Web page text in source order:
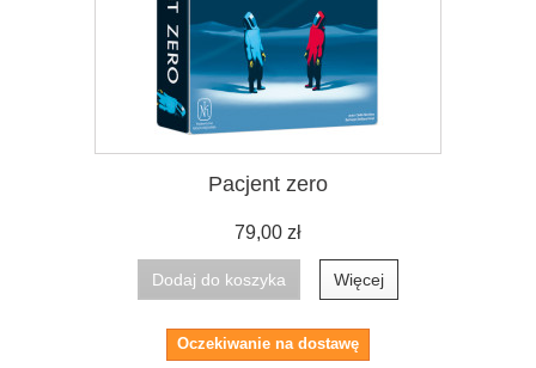
Pacjent zero
79,00 zł
Dodaj do koszyka Więcej
Oczekiwanie na dostawę